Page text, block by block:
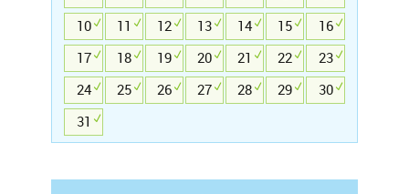
10
11 12 13 14 15
16
17
18 19 20 21 22
23
24
25 26 27 28 29
30
31